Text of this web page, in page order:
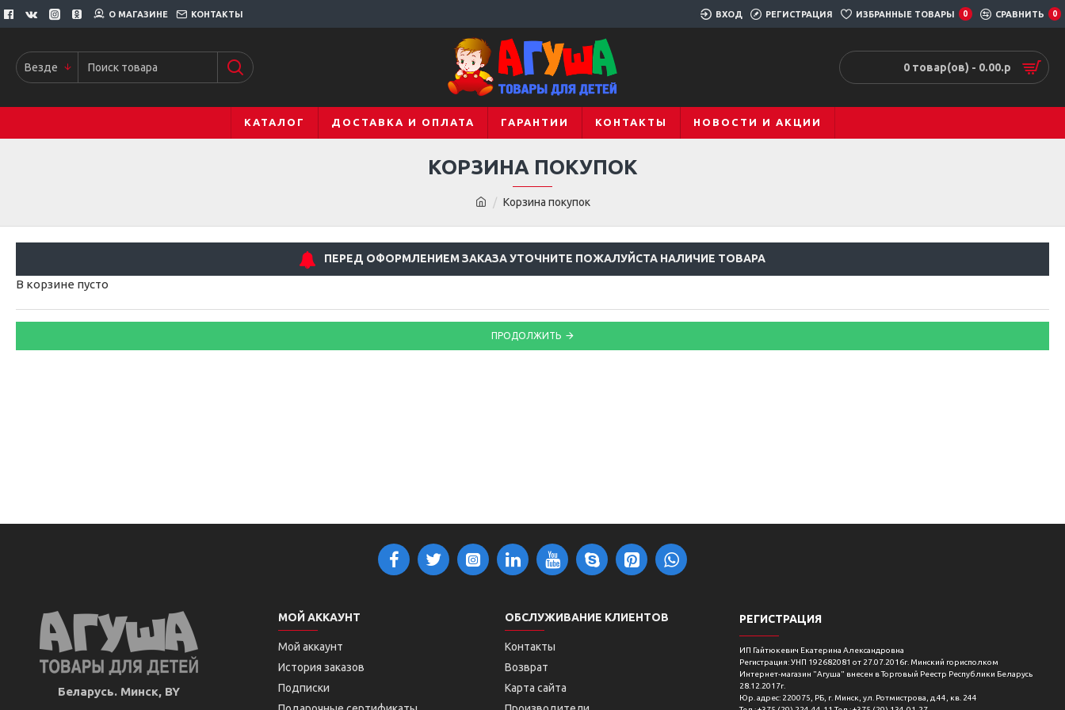
О МАГАЗИНЕ КОНТАКТЫ ВХОД РЕГИСТРАЦИЯ ИЗБРАННЫЕ ТОВАРЫ 0 СРАВНИТЬ 0
Везде 0 товар(ов) - 0.00.р
КАТАЛОГ ДОСТАВКА И ОПЛАТА ГАРАНТИИ КОНТАКТЫ НОВОСТИ И АКЦИИ
Корзина покупок
КОРЗИНА ПОКУПОК
ПЕРЕД ОФОРМЛЕНИЕМ ЗАКАЗА УТОЧНИТЕ ПОЖАЛУЙСТА НАЛИЧИЕ ТОВАРА
В корзине пусто
ПРОДОЛЖИТЬ
Беларусь. Минск, BY
МОЙ АККАУНТ
Мой аккаунт
История заказов
Подписки
ОБСЛУЖИВАНИЕ КЛИЕНТОВ
Контакты
Возврат
Карта сайта
РЕГИСТРАЦИЯ
ИП Гайтюкевич Екатерина Александровна
Регистрация: УНП 192682081 от 27.07.2016г. Минский горисполком
Интернет-магазин "Агуша" внесен в Торговый Реестр Республики Беларусь
28.12.2017г.
Юр. адрес: 220075, РБ, г. Минск, ул. Ротмистрова, д.44, кв. 244